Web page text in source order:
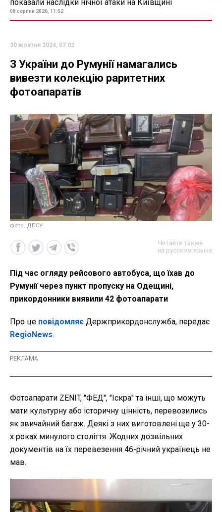
показали наслідки нічної атаки на Київщині
08 серпня 2026, 11:52
30 жовтня 2024, 07:02
З України до Румунії намагались
вивезти колекцію раритетних
фотоапаратів
фото: ДПСУ
Читайте также
на русском языке
Під час огляду рейсового автобуса, що їхав до
Румунії через пункт пропуску на Одещині,
прикордонники виявили 42 фотоапарати
Про це повідомляє Держприкордонслужба, передає
RegioNews.
Фотоапарати ZENIT, "ФЕД", "Іскра" та інші, що можуть
мати культурну або історичну цінність, перевозились
як звичайний багаж. Деякі з них виготовлені ще у 30-
х роках минулого століття. Жодних дозвільних
документів на їх перевезення 46-річний українець не
мав.